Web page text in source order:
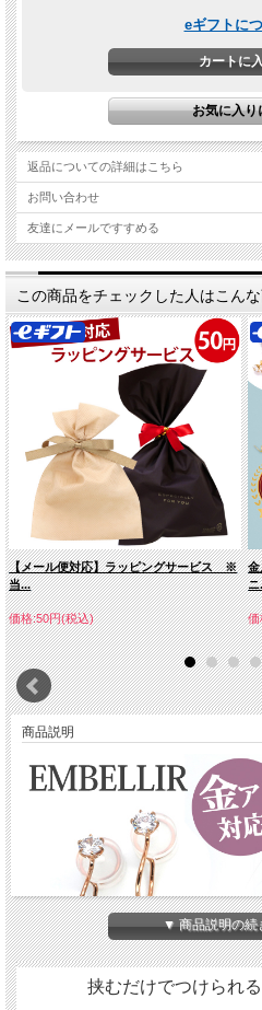
eギフトに
返品についての詳細はこちら
お問い合わせ
友達にメールですすめる
この商品をチェックした人はこん
【メール便対応】ラッピングサービス ※
当...
価格:50円(税込)
金
ニ
価
商品説明
▼ 商品説明の
挟むだけでつけられ